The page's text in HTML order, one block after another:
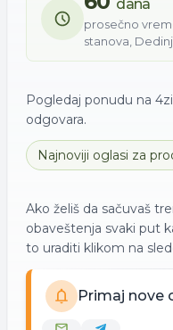
dana
prosečno
stanova,
Pogledaj ponudu na
odgovara.
Najnoviji oglasi za
Ako želiš da sačuvaš
obaveštenja svaki put
to uraditi klikom na
Primaj nove